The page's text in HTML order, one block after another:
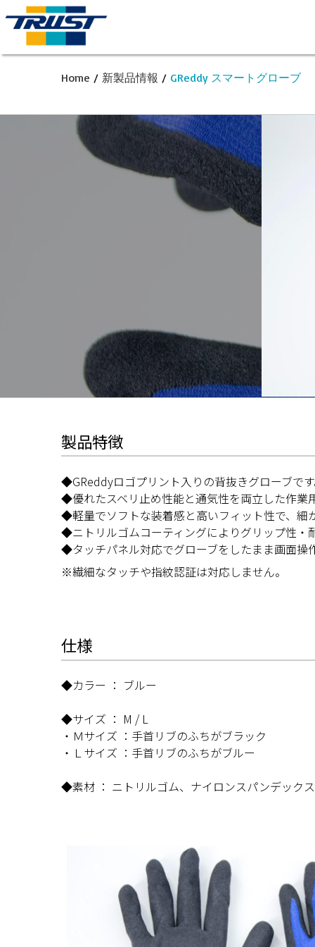
Home / 新製品情報 / GReddy スマートグローブ
製品特徴
◆GReddyロゴプリント入りの背抜きグローブで
◆優れたスベリ止め性能と通気性を両立した作業
◆軽量でソフトな装着感と高いフィット性で、細
◆ニトリルゴムコーティングによりグリップ性・
◆タッチパネル対応でグローブをしたまま画面操
※繊細なタッチや指紋認証は対応しません。
仕様
◆カラー ： ブルー
◆サイズ ： M / L
・Ｍサイズ ：手首リブのふちがブラック
・Ｌサイズ ：手首リブのふちがブルー
◆素材 ： ニトリルゴム、ナイロンスパンデック